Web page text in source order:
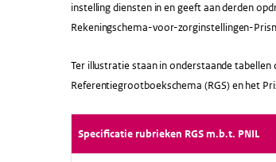
instelling diensten in en geeft aan derden
Rekeningschema-voor-zorginstellingen-
Ter illustratie staan in onderstaande
Referentiegrootboekschema (RGS) en het
Specificatie rubrieken RGS m.b.t. PNIL